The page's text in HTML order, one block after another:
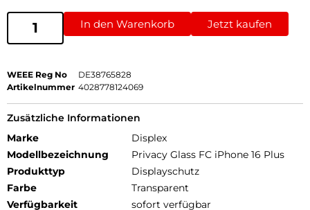
In den Warenkorb Jetzt kaufen
WEEE Reg No
DE38765828
Artikelnummer 4028778124069
Zusätzliche Informationen
Marke
Displex
Modellbezeichnung
Privacy Glass FC iPhone 16 Plus
Produkttyp
Displayschutz
Farbe
Transparent
Verfügbarkeit
sofort verfügbar